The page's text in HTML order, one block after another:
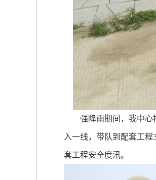
强降雨期间，我中心按
入一线，带队到配套工
套工程安全度汛。